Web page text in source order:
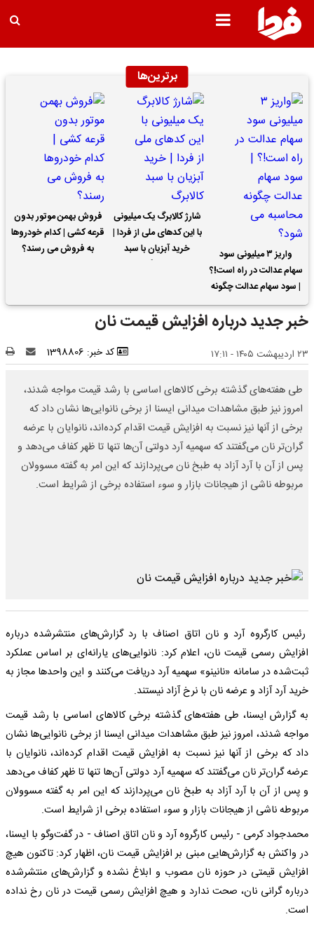
برترین‌ها
واریز ۳ میلیونی سود
سهام عدالت در راه است!؟
| سود سهام عدالت چگونه
محاسبه می شود؟
شارژ کالابرگ یک میلیونی
با این کدهای ملی از فردا |
خرید آبزیان با سبد
فروش بهمن موتور بدون
قرعه کشی | کدام خودروها
به فروش می رسند؟
خبر جدید درباره افزایش قیمت نان
۲۳ اردیبهشت ۱۴۰۵ - ۱۷:۱۱ کد خبر: 1398806
طی هفته‌های گذشته برخی کالاهای اساسی با رشد قیمت مواجه شدند،
امروز نیز طبق مشاهدات میدانی ایسنا از برخی نانوایی‌ها نشان ‌داد که
برخی از آنها نیز نسبت به افزایش قیمت اقدام کرده‌اند، نانوایان با عرضه
گران‌تر نان می‌گفتند که سهمیه آرد دولتی آن‌ها تنها تا ظهر کفاف می‌دهد و
پس از آن با آرد آزاد به طبخ نان می‌پردازند که این امر به گفته مسوولان
مربوطه ناشی از هیجانات بازار و سوء استفاده برخی از شرایط است.
رئیس کارگروه آرد و نان اتاق اصناف با رد گزارش‌های منتشرشده درباره
افزایش رسمی قیمت نان، اعلام کرد: نانوایی‌های یارانه‌ای بر اساس عملکرد
ثبت‌شده در سامانه «نانینو» سهمیه آرد دریافت می‌کنند و این واحدها مجاز به
خرید آرد آزاد و عرضه نان با نرخ آزاد نیستند.
به گزارش ایسنا، طی هفته‌های گذشته برخی کالاهای اساسی با رشد قیمت
مواجه شدند، امروز نیز طبق مشاهدات میدانی ایسنا از برخی نانوایی‌ها نشان
‌داد که برخی از آنها نیز نسبت به افزایش قیمت اقدام کرده‌اند، نانوایان با
عرضه گران‌تر نان می‌گفتند که سهمیه آرد دولتی آن‌ها تنها تا ظهر کفاف می‌دهد
و پس از آن با آرد آزاد به طبخ نان می‌پردازند که این امر به گفته مسوولان
مربوطه ناشی از هیجانات بازار و سوء استفاده برخی از شرایط است.
محمدجواد کرمی - رئیس کارگروه آرد و نان اتاق اصناف - در گفت‌وگو با ایسنا،
در واکنش به گزارش‌هایی مبنی بر افزایش قیمت نان، اظهار کرد: تاکنون هیچ
افزایش قیمتی در حوزه نان مصوب و ابلاغ نشده و گزارش‌های منتشرشده
درباره گرانی نان، صحت ندارد و هیچ افزایش رسمی قیمت در نان رخ نداده
است.